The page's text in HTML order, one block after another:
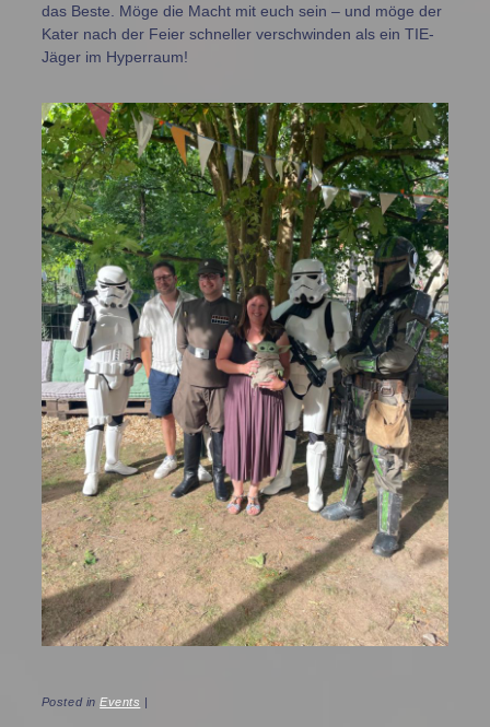
das Beste. Möge die Macht mit euch sein – und möge der
Kater nach der Feier schneller verschwinden als ein TIE-
Jäger im Hyperraum!
Posted inEvents